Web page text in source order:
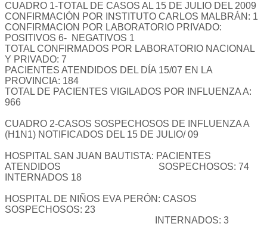
CUADRO 1-TOTAL DE CASOS AL 15 DE JULIO DEL 2009
CONFIRMACIÓN POR INSTITUTO CARLOS MALBRÁN: 1
CONFIRMACION POR LABORATORIO PRIVADO:
POSITIVOS 6- NEGATIVOS 1
TOTAL CONFIRMADOS POR LABORATORIO NACIONAL
Y PRIVADO: 7
PACIENTES ATENDIDOS DEL DÍA 15/07 EN LA
PROVINCIA: 184
TOTAL DE PACIENTES VIGILADOS POR INFLUENZA A:
966
CUADRO 2-CASOS SOSPECHOSOS DE INFLUENZA A
(H1N1) NOTIFICADOS DEL 15 DE JULIO/ 09
HOSPITAL SAN JUAN BAUTISTA: PACIENTES
ATENDIDOS SOSPECHOSOS: 74
INTERNADOS 18
HOSPITAL DE NIÑOS EVA PERÓN: CASOS
SOSPECHOSOS: 23
INTERNADOS: 3